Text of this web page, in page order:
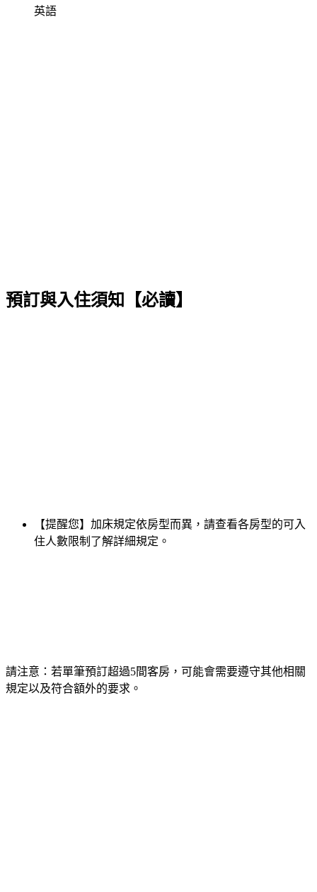
英語
預訂與入住須知【必讀】
【提醒您】加床規定依房型而異，請查看各房型的可入
住人數限制了解詳細規定。
請注意：若單筆預訂超過5間客房，可能會需要遵守其他相關
規定以及符合額外的要求。